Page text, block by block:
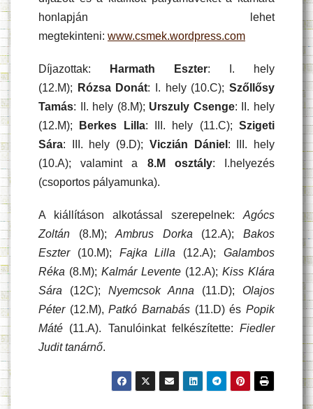
honlapján lehet
megtekinteni: www.csmek.wordpress.com
Díjazottak: Harmath Eszter: I. hely
(12.M);
Rózsa Donát: I. hely (10.C);Szőllősy
Tamás: II. hely (8.M); Urszuly Csenge: II. hely
(12.M);
Berkes Lilla: III. hely (11.C);Szigeti
Sára: III. hely (9.D); Viczián Dániel : III. hely
(10.A); valamint a 8.M osztály: I.helyezés
(csoportos pályamunka).
A kiállításon alkotással szerepelnek: Agócs
Zoltán (8.M);Ambrus Dorka (12.A);Bakos
Eszter(10.M); Fajka Lilla (12.A);Galambos
Réka (8.M); Kalmár Levente (12.A); Kiss Klára
Sára (12C); Nyemcsok Anna (11.D); Olajos
Péter(12.M),Patkó Barnabás (11.D) ésPopik
Máté (11.A). Tanulóinkat felkészítette: Fiedler
Judit tanárnő.